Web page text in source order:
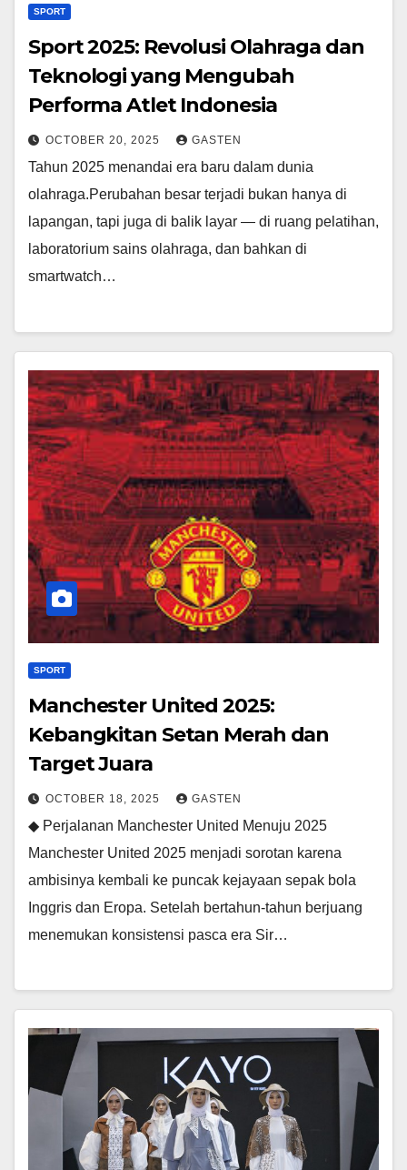
SPORT
Sport 2025: Revolusi Olahraga dan
Teknologi yang Mengubah
Performa Atlet Indonesia
OCTOBER 20, 2025 GASTEN
Tahun 2025 menandai era baru dalam dunia
olahraga.Perubahan besar terjadi bukan hanya di
lapangan, tapi juga di balik layar — di ruang pelatihan,
laboratorium sains olahraga, dan bahkan di
smartwatch…
SPORT
Manchester United 2025:
Kebangkitan Setan Merah dan
Target Juara
OCTOBER 18, 2025 GASTEN
◆ Perjalanan Manchester United Menuju 2025
Manchester United 2025 menjadi sorotan karena
ambisinya kembali ke puncak kejayaan sepak bola
Inggris dan Eropa. Setelah bertahun-tahun berjuang
menemukan konsistensi pasca era Sir…